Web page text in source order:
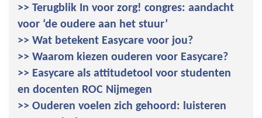
>> Terugblik In voor zorg! congres: aandacht
voor ‘de oudere aan het stuur’
>> Wat betekent Easycare voor jou?
>> Waarom kiezen ouderen voor Easycare?
>> Easycare als attitudetool voor studenten
en docenten ROC Nijmegen
>> Ouderen voelen zich gehoord: luisteren